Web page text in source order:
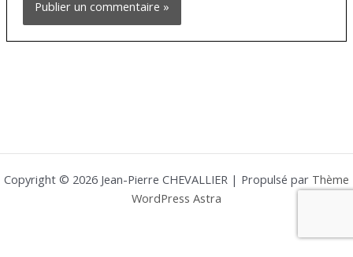
Copyright © 2026 Jean-Pierre CHEVALLIER | Propulsé par Thème
WordPress Astra